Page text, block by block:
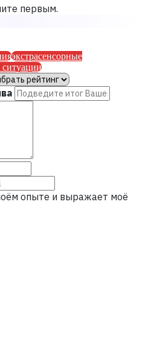
первым.
экстрасенсорные
ситуации
опыте и выражает моё